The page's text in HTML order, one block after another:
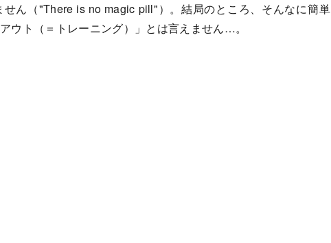
ん（"There is no magic pill"）。結局のところ、そんなに簡単
ウト（＝トレーニング）」とは言えません…。